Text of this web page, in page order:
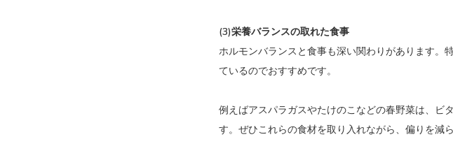
(3)栄養バランスの取れた食事
ホルモンバランスと食事も深い関わりがあります。
ているのでおすすめです。
例えばアスパラガスやたけのこなどの春野菜は、ビ
す。ぜひこれらの食材を取り入れながら、偏りを減